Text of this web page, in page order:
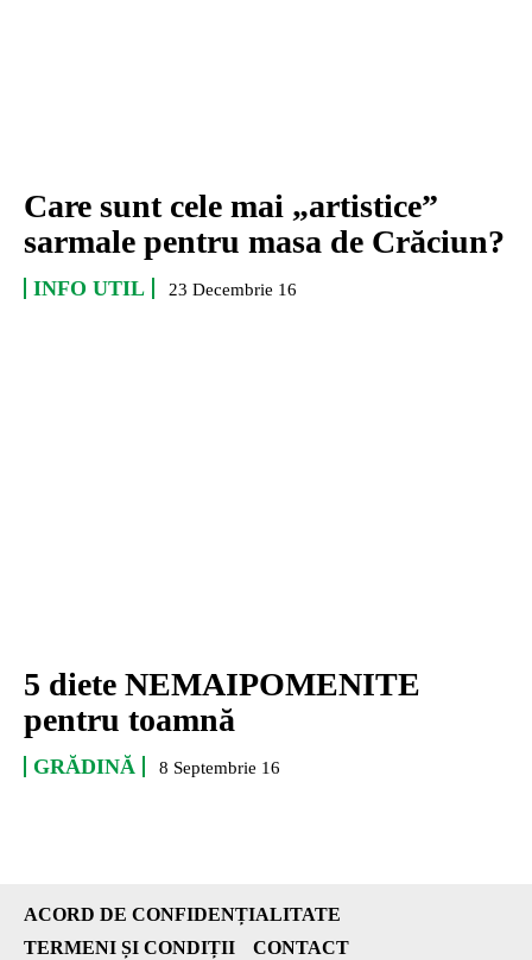
Care sunt cele mai „artistice”
sarmale pentru masa de Crăciun?
INFO UTIL 23 Decembrie 16
5 diete NEMAIPOMENITE
pentru toamnă
GRĂDINĂ 8 Septembrie 16
ACORD DE CONFIDENȚIALITATE
TERMENI ȘI CONDIȚII
CONTACT